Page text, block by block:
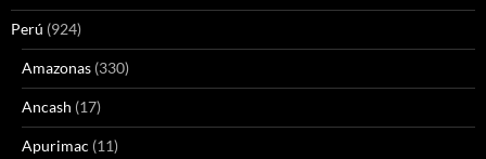
Perú (924)
Amazonas (330)
Ancash (17)
Apurimac (11)